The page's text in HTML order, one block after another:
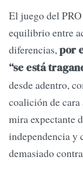
El juego del
equilibrio entre
diferencias,por
“se está
desde adentro,
coalición de
mira expectante
independencia y
demasiado